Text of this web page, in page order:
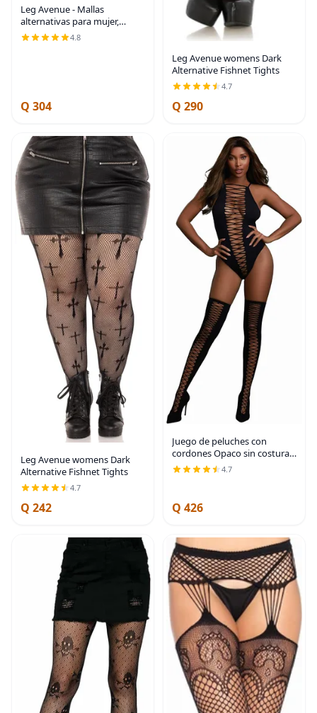
Leg Avenue - Mallas
alternativas para mujer,
oculto, talla única
4.8
Q 304
Leg Avenue womens Dark
Alternative Fishnet Tights
4.7
Q 290
Leg Avenue womens Dark
Alternative Fishnet Tights
4.7
Q 242
Juego de peluches con
cordones Opaco sin costuras
Criss-cross Teddy y medias a
juego Set talla única
4.7
Q 426